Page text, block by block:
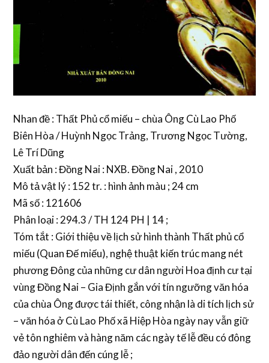
Nhan đề : Thất Phủ cổ miếu – chùa Ông Cù Lao Phố
Biên Hòa / Huỳnh Ngọc Trảng, Trương Ngọc Tường,
Lê Trí Dũng
Xuất bản : Đồng Nai : NXB. Đồng Nai , 2010
Mô tả vật lý : 152 tr. : hình ảnh màu ; 24 cm
Mã số : 121606
Phân loại : 294.3 / TH 124 PH | 14 ;
Tóm tắt : Giới thiệu về lịch sử hình thành Thất phủ cổ
miếu (Quan Đế miếu), nghệ thuật kiến trúc mang nét
phương Đông của những cư dân người Hoa định cư tại
vùng Đồng Nai – Gia Định gắn với tín ngưỡng văn hóa
của chùa Ông được tái thiết, công nhận là di tích lịch sử
– văn hóa ở Cù Lao Phố xã Hiệp Hòa ngày nay vẫn giữ
vẻ tôn nghiêm và hàng năm các ngày tế lễ đều có đông
đảo người dân đến cúng lễ ;